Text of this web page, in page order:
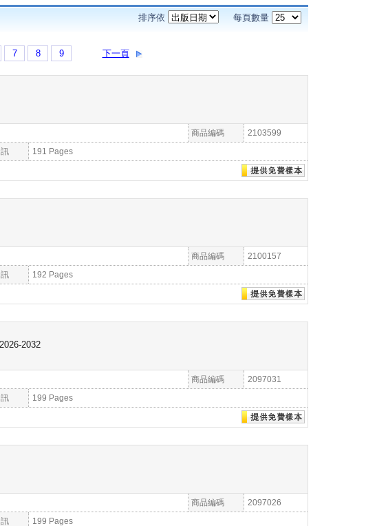
排序依 每頁數量
7 8 9 下一頁
商品編碼 2103599
191 Pages
商品編碼 2100157
192 Pages
2032
商品編碼 2097031
199 Pages
商品編碼 2097026
199 Pages